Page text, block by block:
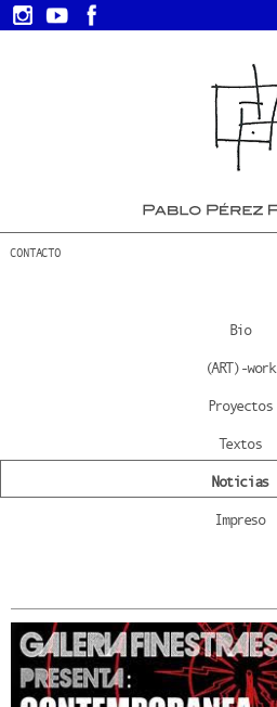
CONTACTO
Bio
(ART)-work
Proyectos
Textos
Noticias
Impreso